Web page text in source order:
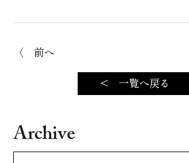
〈 前へ
< 一覧へ戻る
Archive